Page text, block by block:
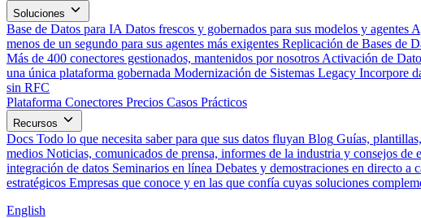
Soluciones
Base de Datos para IA Datos frescos y gobernados para sus modelos y agentes
menos de un segundo para sus agentes más exigentes Replicación de Bases de
Más de 400 conectores gestionados, mantenidos por nosotros Activación de
una única plataforma gobernada Modernización de Sistemas Legacy Incorpore
sin RFC
Plataforma Conectores Precios Casos Prácticos
Recursos
Docs Todo lo que necesita saber para que sus datos fluyan Blog Guías,
medios Noticias, comunicados de prensa, informes de la industria y consejos de
integración de datos Seminarios en línea Debates y demostraciones en directo a
estratégicos Empresas que conoce y en las que confía cuyas soluciones
English